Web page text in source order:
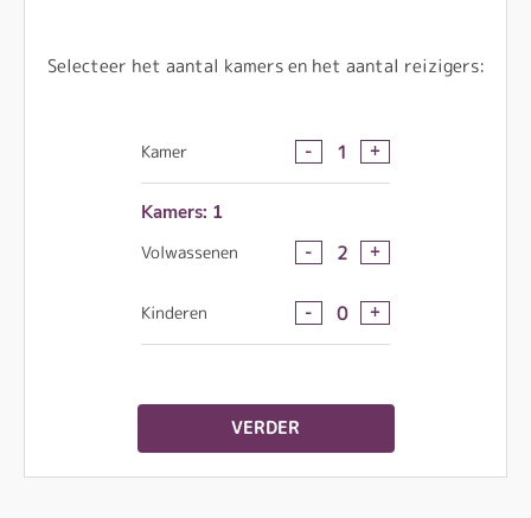
Selecteer het aantal kamers en het aantal reizigers:
Kamer - 1 +
Kamers: 1
Volwassenen - 2 +
Kinderen - 0 +
VERDER